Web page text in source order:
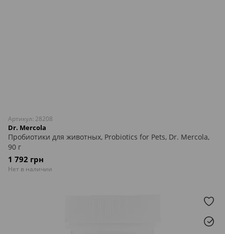
Артикул: 28208
Dr. Mercola
Пробиотики для животных, Probiotics for Pets, Dr. Mercola,
90 г
1 792 грн
Нет в наличии